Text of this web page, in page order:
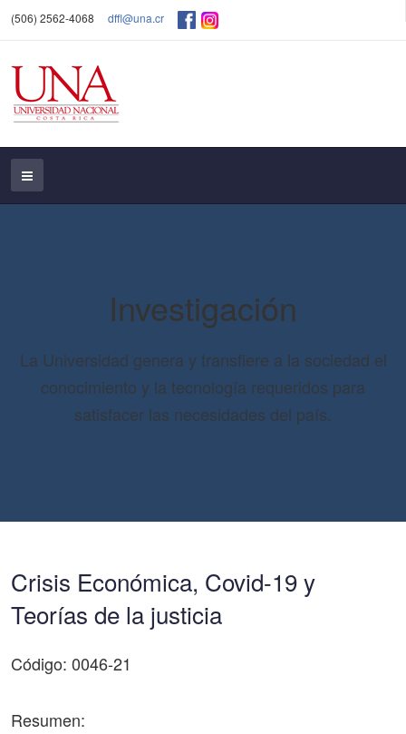
(506) 2562-4068 dffl@una.cr
Investigación
La Universidad genera y transfiere a la sociedad el
conocimiento y la tecnología requeridos para
satisfacer las necesidades del país.
Crisis Económica, Covid-19 y
Teorías de la justicia
Código: 0046-21
Resumen: